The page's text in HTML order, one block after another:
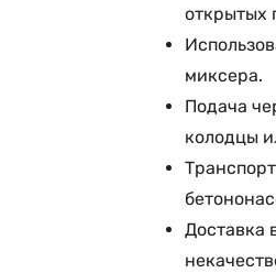
открытых
миксера.
Подача
колодцы
Доставка